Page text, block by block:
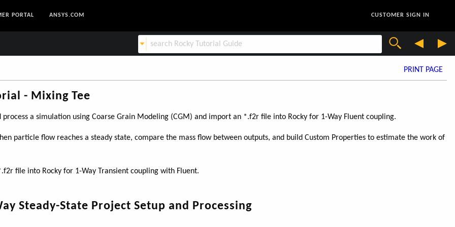
PORTAL ANSYS.COM CUSTOMER SIGN IN